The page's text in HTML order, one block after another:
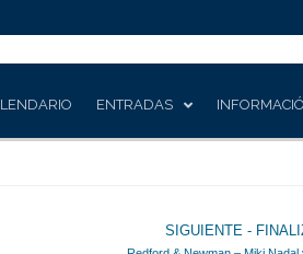
ENTRADAS
SIGUIENTE -